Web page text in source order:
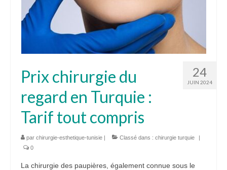
24
JUIN 2024
Prix chirurgie du
regard en Turquie :
Tarif tout compris
par chirurgie-esthetique-tunisie | Classé dans : chirurgie turquie
|
0
La chirurgie des paupières, également connue sous le